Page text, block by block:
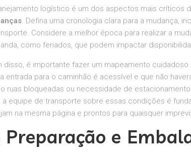
logístico é um dos aspectos mais críticos
. Defina uma cronologia clara para a mudança,
Considere a melhor época para realizar a
como feriados, que podem impactar
disso, é importante fazer um mapeamento
entrada para o caminhão é acessível e que não
ruas bloqueadas ou necessidade de
a equipe de transporte sobre essas condições é
na mesma página e prontos para quaisquer
Preparação e